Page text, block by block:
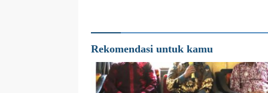
Rekomendasi untuk kamu